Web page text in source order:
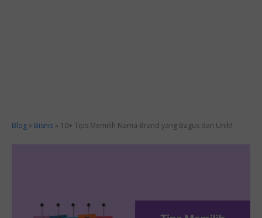
Blog » Bisnis » 10+ Tips Memilih Nama Brand yang Bagus dan Unik!